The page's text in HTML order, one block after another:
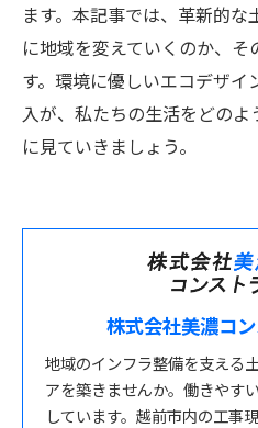
ます。本記事では、革新的
に地域を変えていくのか、
す。環境に優しいエコデザ
入が、私たちの生活をどの
に見ていきましょう。
株式会社美濃コ
地域のインフラ整備を支える
アを築きませんか。働きやす
しています。越前市内の工事